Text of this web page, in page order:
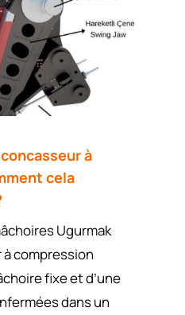
à
cela
Ugurmak
compression
fixe et d’une
dans un